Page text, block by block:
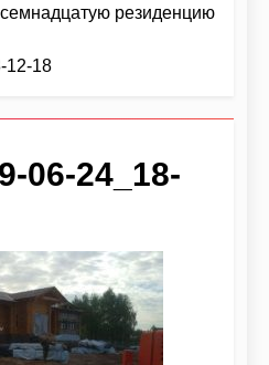
резиденцию
12-18
06-24_18-